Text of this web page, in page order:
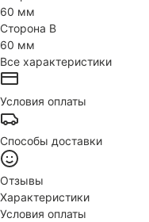
60 мм
Сторона В
60 мм
Все характеристики
Условия оплаты
Способы доставки
Отзывы
Характеристики
Условия оплаты